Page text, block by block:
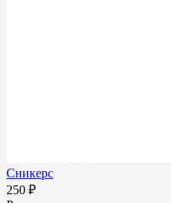
Сникерс
250 ₽